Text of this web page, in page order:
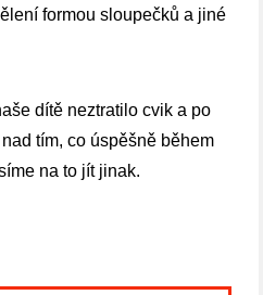
formou sloupečků a jiné
dítě neztratilo cvik a po
tím, co úspěšně během
na to jít jinak.